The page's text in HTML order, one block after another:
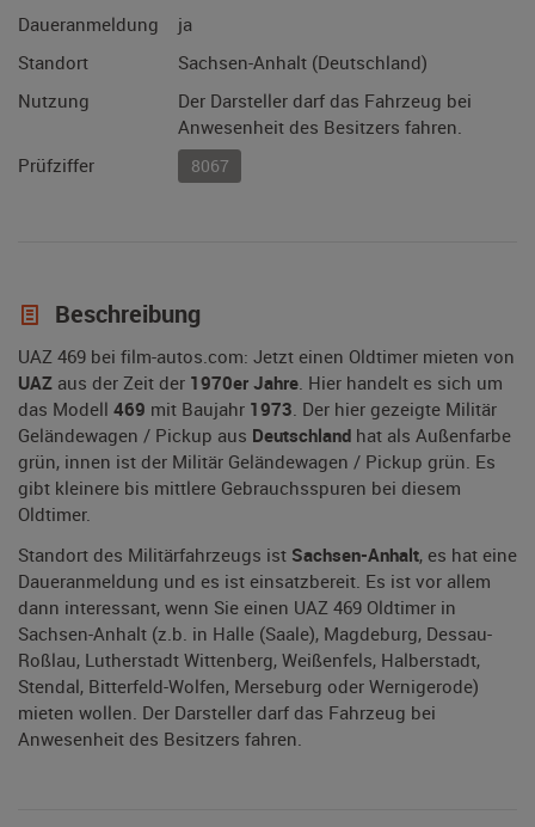
Daueranmeldung
ja
Standort
Sachsen-Anhalt (Deutschland)
Nutzung
Der Darsteller darf das Fahrzeug bei
Anwesenheit des Besitzers fahren.
Prüfziffer
8067
Beschreibung
UAZ 469 bei film-autos.com: Jetzt einen Oldtimer mieten von
UAZ aus der Zeit der 1970er Jahre. Hier handelt es sich um
das Modell 469 mit Baujahr 1973. Der hier gezeigte Militär
Geländewagen / Pickup aus Deutschland hat als Außenfarbe
grün, innen ist der Militär Geländewagen / Pickup grün. Es
gibt kleinere bis mittlere Gebrauchsspuren bei diesem
Oldtimer.
Standort des Militärfahrzeugs ist Sachsen-Anhalt, es hat eine
Daueranmeldung und es ist einsatzbereit. Es ist vor allem
dann interessant, wenn Sie einen UAZ 469 Oldtimer in
Sachsen-Anhalt (z.b. in Halle (Saale), Magdeburg, Dessau-
Roßlau, Lutherstadt Wittenberg, Weißenfels, Halberstadt,
Stendal, Bitterfeld-Wolfen, Merseburg oder Wernigerode)
mieten wollen. Der Darsteller darf das Fahrzeug bei
Anwesenheit des Besitzers fahren.